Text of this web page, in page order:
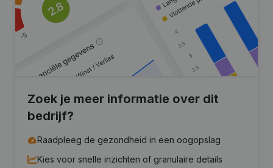
Zoek je meer informatie over dit
bedrijf?
Raadpleeg de gezondheid in een oogopslag
Kies voor snelle inzichten of granulaire details